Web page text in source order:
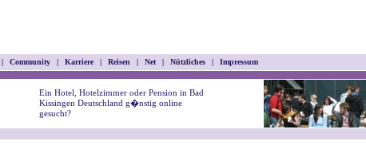
| Community | Karriere | Reisen | Net | Nützliches | Impressum
Ein Hotel, Hotelzimmer oder Pension in Bad
Kissingen Deutschland g�nstig online
gesucht?